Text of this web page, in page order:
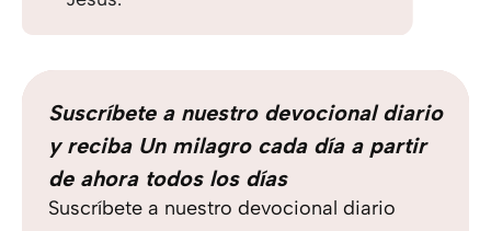
Suscríbete a nuestro devocional diario
y reciba Un milagro cada día a partir
de ahora todos los días
Suscríbete a nuestro devocional diario